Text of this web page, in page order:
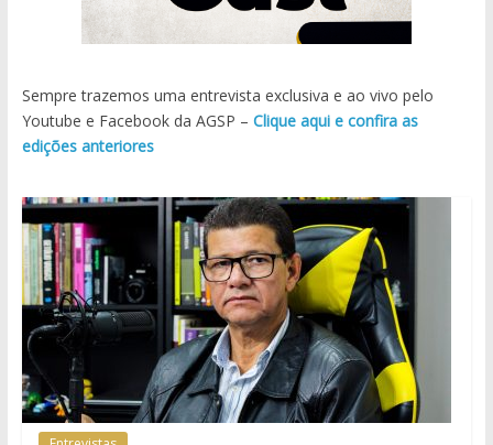
Sempre trazemos uma entrevista exclusiva e ao vivo pelo
Youtube e Facebook da AGSP – Clique aqui e confira as
edições anteriores